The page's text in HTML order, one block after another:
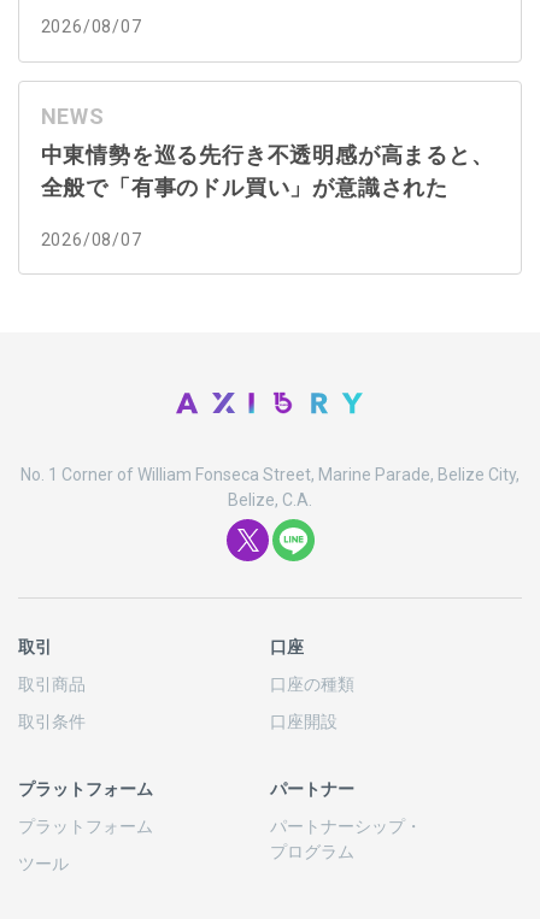
2026/08/07
NEWS
中東情勢を巡る先行き不透明感が高まると、
全般で「有事のドル買い」が意識された
2026/08/07
No. 1 Corner of William Fonseca Street, Marine Parade, Belize City,
Belize, C.A.
取引
取引商品
取引条件
口座
口座の種類
口座開設
プラットフォーム
プラットフォーム
ツール
パートナー
パートナーシップ・
プログラム